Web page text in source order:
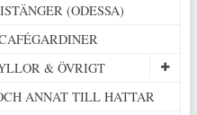
(ODESSA)
& ÖVRIGT
ANNAT TILL HATTAR